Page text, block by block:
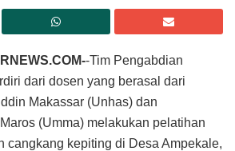
-Tim Pengabdian
dari dosen yang berasal dari
Makassar (Unhas) dan
(Umma) melakukan pelatihan
cangkang kepiting di Desa Ampekale,